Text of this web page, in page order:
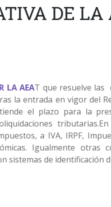
DE LA
LA AEAT que resuelve las
la entrada en vigor del
el plazo para la
a IVA, IRPF,
Igualmente otras
sistemas de identificación